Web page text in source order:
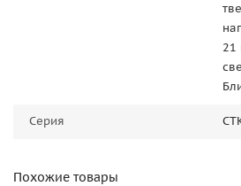
21
Серия
Похожие товары